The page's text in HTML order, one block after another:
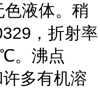
液体。稍
，折射率
。沸点
多有机溶